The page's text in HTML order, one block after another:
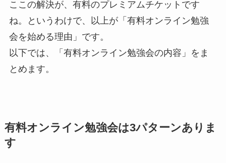
ここの解決が、有料のプレミアムチケットです
ね。というわけで、以上が「有料オンライン勉強
会を始める理由」です。
以下では、「有料オンライン勉強会の内容」をま
とめます。
有料オンライン勉強会は3パターンありま
す